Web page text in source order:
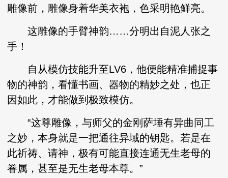
雕像前，雕像身着华美衣袍，色采明艳鲜亮。
这雕像的手臂神韵……分明出自泥人张之
手！
自从模仿技能升至LV6，他便能精准捕捉事
物的神韵，看懂书画、器物的精妙之处，也正
因如此，才能做到极致模仿。
“这尊雕像，与师父的金刚萨埵有异曲同工
之妙，本身就是一把通往异域的钥匙。若是在
此祈祷、请神，极有可能直接连通无生老母的
眷属，甚至是无生老母本尊。”